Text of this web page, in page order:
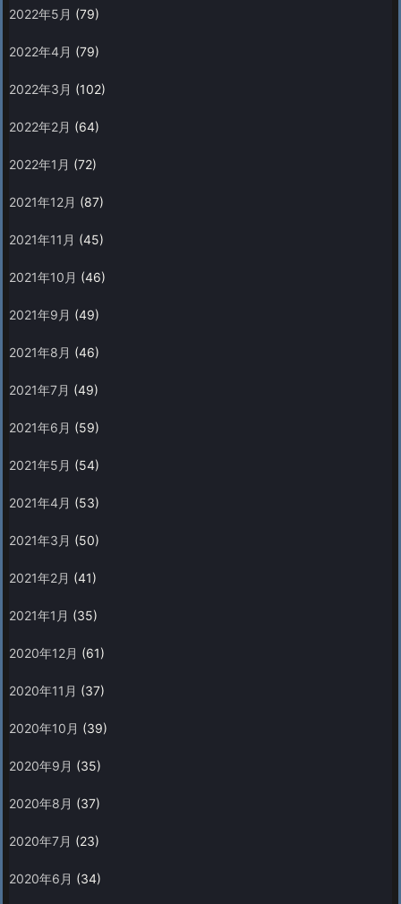
2022年5月 (79)
2022年4月 (79)
2022年3月 (102)
2022年2月 (64)
2022年1月 (72)
2021年12月 (87)
2021年11月 (45)
2021年10月 (46)
2021年9月 (49)
2021年8月 (46)
2021年7月 (49)
2021年6月 (59)
2021年5月 (54)
2021年4月 (53)
2021年3月 (50)
2021年2月 (41)
2021年1月 (35)
2020年12月 (61)
2020年11月 (37)
2020年10月 (39)
2020年9月 (35)
2020年8月 (37)
2020年7月 (23)
2020年6月 (34)